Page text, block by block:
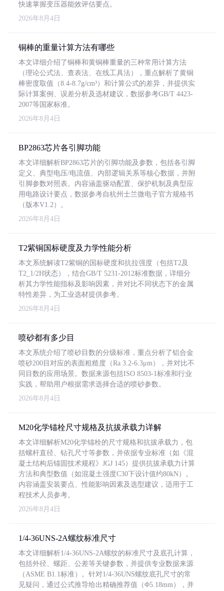
快速掌握变压器能效评估要点。
2026年8月4日
铜棒的重量计算方法有哪些
本文详细介绍了铜棒和黄铜棒重量的三种常用计算方法
（理论公式法、查表法、在线工具法），重点解析了黄铜
棒密度取值（8.4-8.7g/cm³）和计算公式的差异，并提供实
际计算案例、误差分析及选材建议，数据参考GB/T 4423-
2007等国家标准。
2026年8月4日
BP2863芯片各引脚功能
本文详细解析BP2863芯片的引脚功能及参数，包括各引脚
定义、典型电压/电流值、内部逻辑关系等核心数据，并附
引脚参数对照表。内容涵盖驱动配置、保护机制及典型应
用电路设计要点，数据参考自杭州士兰微电子官方规格书
（版本V1.2）。
2026年8月4日
T2紫铜国标硬度及力学性能分析
本文系统解读T2紫铜的国标硬度和抗拉强度（包括T2及
T2_1/2H状态），结合GB/T 5231-2012标准数据，详细分
析其力学性能指标及影响因素，并对比不同状态下的金属
特性差异，为工业选材提供参考。
2026年8月4日
喷砂都有多少目
本文系统介绍了喷砂目数的分级标准，重点分析了铝合金
喷砂200目对应的表面粗糙度（Ra 3.2-6.3μm），并对比不
同目数的应用场景。数据来源包括ISO 8503-1标准和行业
实践，帮助用户根据需求选择合适的喷砂参数。
2026年8月4日
M20化学锚栓尺寸规格及抗拔承载力详解
本文详细解析M20化学锚栓的尺寸规格和抗拔承载力，包
括螺杆直径、钻孔尺寸等参数，并依据专业标准（如《混
凝土结构后锚固技术规程》JGJ 145）提供抗拔承载力计算
方法和典型数值（如混凝土强度C30下设计值约80kN）。
内容涵盖安装要点、性能影响因素及选型建议，适用于工
程技术人员参考。
2026年8月4日
1/4-36UNS-2A螺纹标准尺寸
本文详细解析1/4-36UNS-2A螺纹的标准尺寸及底孔计算，
包括外径、螺距、公差等关键参数，并提供专业数据来源
（ASME B1.1标准）。针对1/4-36UNS螺纹底孔尺寸的常
见疑问，通过公式推导给出精确推荐值（Φ5.18mm），并